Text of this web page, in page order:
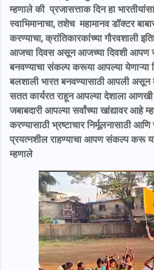
म्हणाले की प्रजासत्ताक दिन हा
स्वाभिमानाचा, तशेच महामानव डॉक्टर
करण्याचा, क्रांतिकारकांच्या गौरवशाली
आजचा दिवस असून आजच्या दिवशी आपण
बनवण्याचा संकल्प करूया आपल्या येणाऱ्या
बलशाली भारत बनवण्यासाठी आपली असून
सतत कार्यरत राहून आपल्या देशाला
जबाबदारी आपल्या सर्वांच्या खांद्यावर आहे
करण्यासाठी भ्रष्टाचार निर्मूलनासाठी
प्रयत्नशील राहण्याचा आपण संकल्प करू
म्हणाले